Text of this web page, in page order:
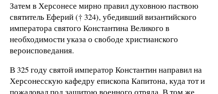
Затем в Херсонесе мирно правил духовною паствою
святитель Еферий († 324), убедивший византийского
императора святого Константина Великого в
необходимости указа о свободе христианского
вероисповедания.
В 325 году святой император Константин направил на
Херсонесскую кафедру епископа Капитона, куда тот и